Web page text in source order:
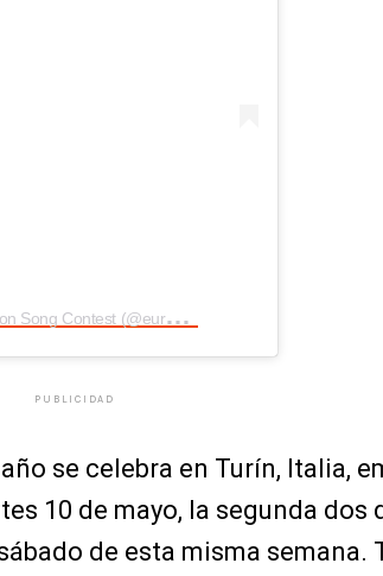
U
na publicación compartida por Eurovision Song Contest (@eurovision)
PUBLICIDAD
se celebra en Turín, Italia,
10 de mayo, la segunda dos
de esta misma semana.